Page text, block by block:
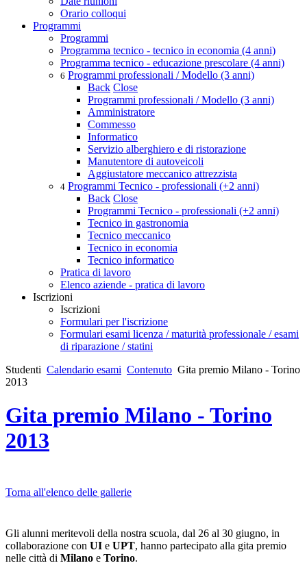
Orario colloqui
Programmi
Programmi
Programma tecnico - tecnico in economia (4 anni)
Programma tecnico - educazione prescolare (4 anni)
6 Programmi professionali / Modello (3 anni)
Back Close
Programmi professionali / Modello (3 anni)
Amministratore
Commesso
Informatico
Servizio alberghiero e di ristorazione
Manutentore di autoveicoli
Aggiustatore meccanico attrezzista
4 Programmi Tecnico - professionali (+2 anni)
Back Close
Programmi Tecnico - professionali (+2 anni)
Tecnico in gastronomia
Tecnico meccanico
Tecnico in economia
Tecnico informatico
Pratica di lavoro
Elenco aziende - pratica di lavoro
Iscrizioni
Iscrizioni
Formulari per l'iscrizione
Formulari esami licenza / maturità professionale / esami
di riparazione / statini
Studenti Calendario esami Contenuto Gita premio Milano - Torino
2013
Gita premio Milano - Torino
2013
Torna all'elenco delle gallerie
Gli alunni meritevoli della nostra scuola, dal 26 al 30 giugno, in
collaborazione con UI e UPT, hanno partecipato alla gita premio
nelle città di Milano e Torino.